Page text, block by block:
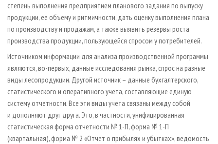
степень выполнения предприятием планового задания по выпуску
продукции, ее объему и ритмичности, дать оценку выполнения плана
по производству и продажам, а также выявить резервы роста
производства продукции, пользующейся спросом у потребителей.
Источником информации для анализа производственной программы
являются, во-первых, данные исследования рынка, спрос на разные
виды лесопродукции. Другой источник – данные бухгалтерского,
статистического и оперативного учета, составляющие единую
систему отчетности. Все эти виды учета связаны между собой
и дополняют друг друга. Это, в частности, унифицированная
статистическая форма отчетности № 1-П, форма № 1-П
(квартальная), форма № 2 «Отчет о прибылях и убытках», ведомость